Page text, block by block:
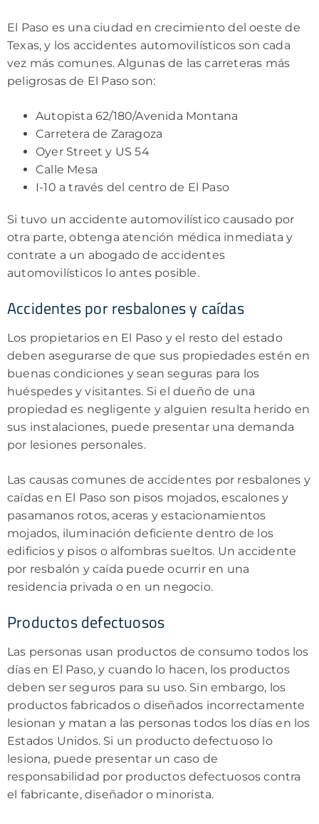
El Paso es una ciudad en crecimiento del oeste de
Texas, y los accidentes automovilísticos son cada
vez más comunes. Algunas de las carreteras más
peligrosas de El Paso son:
Autopista 62/180/Avenida Montana
Carretera de Zaragoza
Oyer Street y US 54
Calle Mesa
I-10 a través del centro de El Paso
Si tuvo un accidente automovilístico causado por
otra parte, obtenga atención médica inmediata y
contrate a un abogado de accidentes
automovilísticos lo antes posible.
Accidentes por resbalones y caídas
Los propietarios en El Paso y el resto del estado
deben asegurarse de que sus propiedades estén en
buenas condiciones y sean seguras para los
huéspedes y visitantes. Si el dueño de una
propiedad es negligente y alguien resulta herido en
sus instalaciones, puede presentar una demanda
por lesiones personales.
Las causas comunes de accidentes por resbalones y
caídas en El Paso son pisos mojados, escalones y
pasamanos rotos, aceras y estacionamientos
mojados, iluminación deficiente dentro de los
edificios y pisos o alfombras sueltos. Un accidente
por resbalón y caída puede ocurrir en una
residencia privada o en un negocio.
Productos defectuosos
Las personas usan productos de consumo todos los
días en El Paso, y cuando lo hacen, los productos
deben ser seguros para su uso. Sin embargo, los
productos fabricados o diseñados incorrectamente
lesionan y matan a las personas todos los días en los
Estados Unidos. Si un producto defectuoso lo
lesiona, puede presentar un caso de
responsabilidad por productos defectuosos contra
el fabricante, diseñador o minorista.